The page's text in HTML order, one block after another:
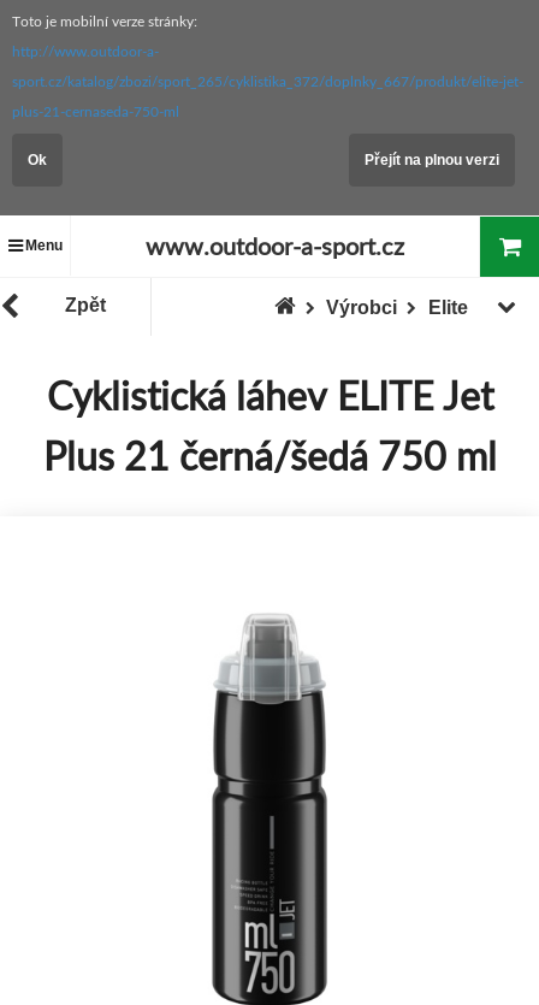
Toto je mobilní verze stránky:
http://www.outdoor-a-
sport.cz/katalog/zbozi/sport_265/cyklistika_372/doplnky_667/produkt/elite-jet-
plus-21-cernaseda-750-ml
Ok Přejít na plnou verzi
Menu www.outdoor-a-sport.cz
Zpět Elite
Výrobci
Cyklistická láhev ELITE Jet
Plus 21 černá/šedá 750 ml